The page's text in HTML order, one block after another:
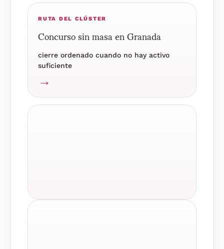
RUTA DEL CLÚSTER
Concurso sin masa en Granada
cierre ordenado cuando no hay activo
suficiente
→